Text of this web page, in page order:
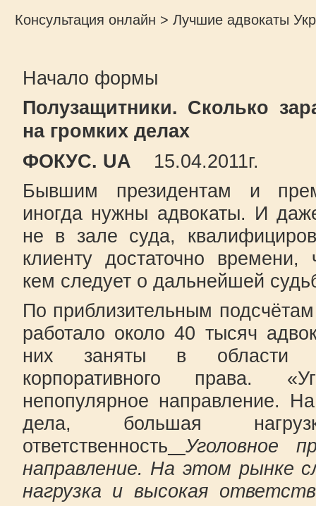
Консультация онлайн > Лучшие адвокаты
Начало формы
Полузащитники. Сколько
на громких делах
ФОКУС. UA
15.04.2011г.
Бывшим президентам и
иногда нужны адвокаты. И
не в зале суда,
клиенту достаточно времени,
кем следует о дальнейшей
По приблизительным
работало около 40 тысяч
них заняты в области
корпоративного права.
непопулярное направление.
дела, большая
ответственность
Уголовное
направление. На этом рынке
нагрузка и высокая